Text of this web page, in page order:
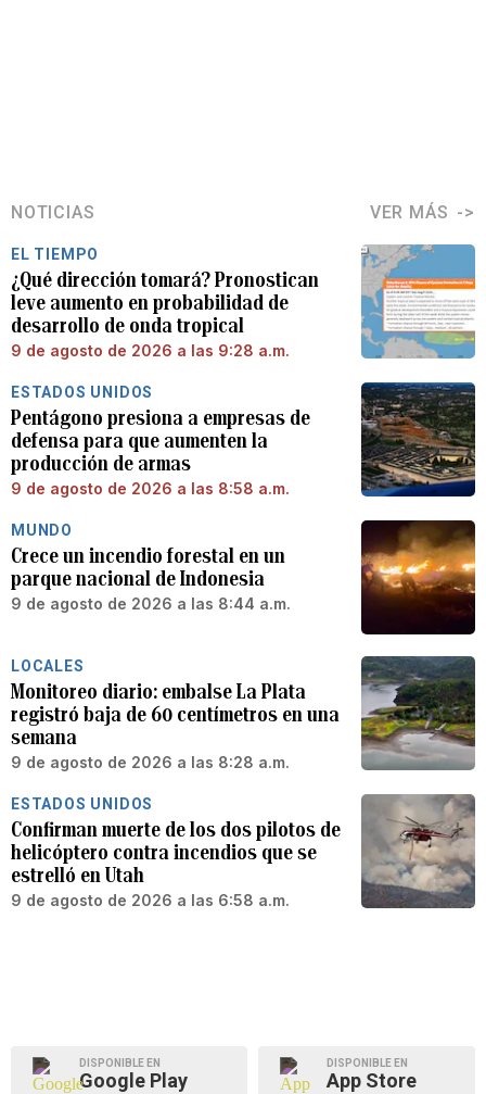
NOTICIAS VER MÁS
EL TIEMPO
¿Qué dirección tomará? Pronostican
leve aumento en probabilidad de
desarrollo de onda tropical
9 de agosto de 2026 a las 9:28 a.m.
ESTADOS UNIDOS
Pentágono presiona a empresas de
defensa para que aumenten la
producción de armas
9 de agosto de 2026 a las 8:58 a.m.
MUNDO
Crece un incendio forestal en un
parque nacional de Indonesia
9 de agosto de 2026 a las 8:44 a.m.
LOCALES
Monitoreo diario: embalse La Plata
registró baja de 60 centímetros en una
semana
9 de agosto de 2026 a las 8:28 a.m.
ESTADOS UNIDOS
Confirman muerte de los dos pilotos de
helicóptero contra incendios que se
estrelló en Utah
9 de agosto de 2026 a las 6:58 a.m.
DISPONIBLE EN
Google Play
DISPONIBLE EN
App Store